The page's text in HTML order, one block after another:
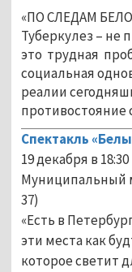
«ПО СЛЕДАМ
Туберкулез – не
это трудная
социальная
реалии
Спектакль
19 декабря в 18:30
Муниципальный
37)
«Есть в
эти места как
которое светит